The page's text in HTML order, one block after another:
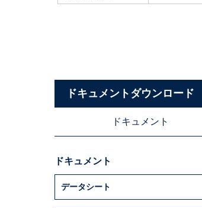
ドキュメントダウンロード
ドキュメント
ドキュメント
データシート